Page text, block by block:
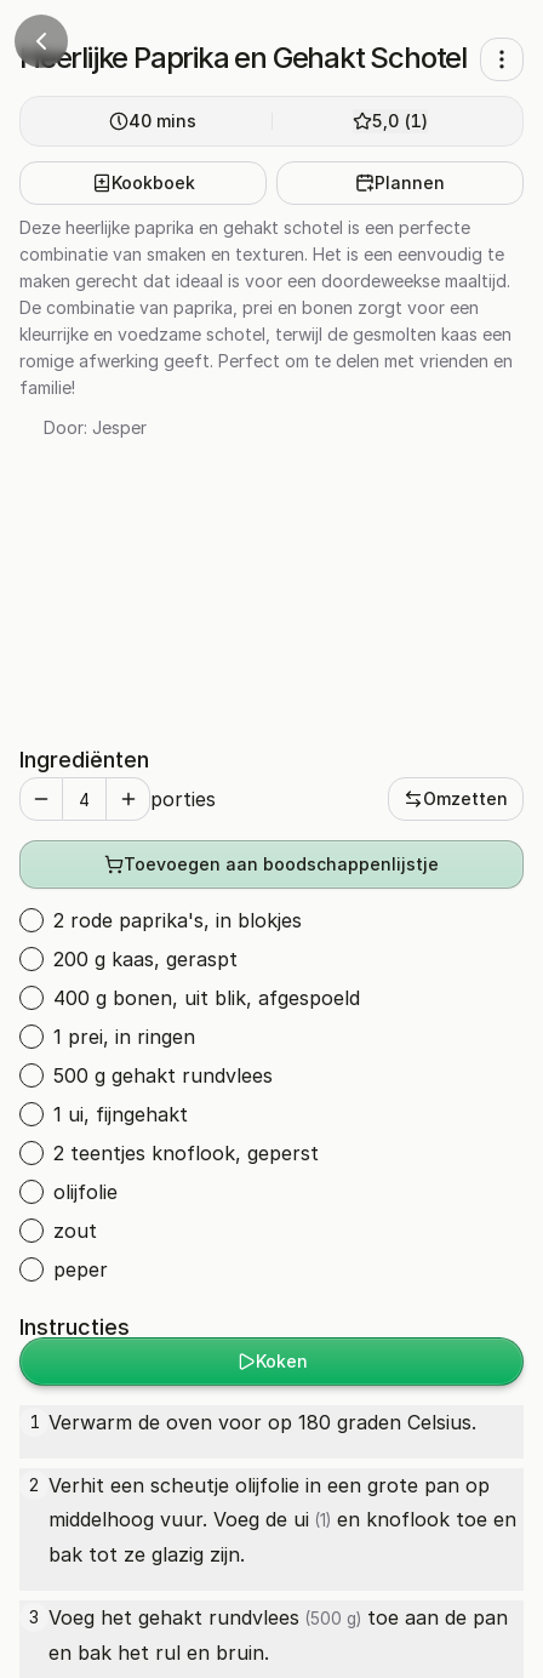
Heerlijke Paprika en Gehakt Schotel
40 mins 5,0(1)
Kookboek Plannen
Deze heerlijke paprika en gehakt schotel is een perfecte
combinatie van smaken en texturen. Het is een eenvoudig te
maken gerecht dat ideaal is voor een doordeweekse maaltijd.
De combinatie van paprika, prei en bonen zorgt voor een
kleurrijke en voedzame schotel, terwijl de gesmolten kaas een
romige afwerking geeft. Perfect om te delen met vrienden en
familie!
Door: Jesper
Ingrediënten
porties Omzetten
Toevoegen aan boodschappenlijstje
2 rode paprika's, in blokjes
200 g kaas, geraspt
400 g bonen, uit blik, afgespoeld
1 prei, in ringen
500 g gehakt rundvlees
1 ui, fijngehakt
2 teentjes knoflook, geperst
olijfolie
zout
peper
Instructies
Koken
1 Verwarm de oven voor op 180 graden Celsius.
2 Verhit een scheutje olijfolie in een grote pan op
middelhoog vuur. Voeg de ui (1) en knoflook toe en
bak tot ze glazig zijn.
3 Voeg het gehakt rundvlees (500 g) toe aan de pan
en bak het rul en bruin.